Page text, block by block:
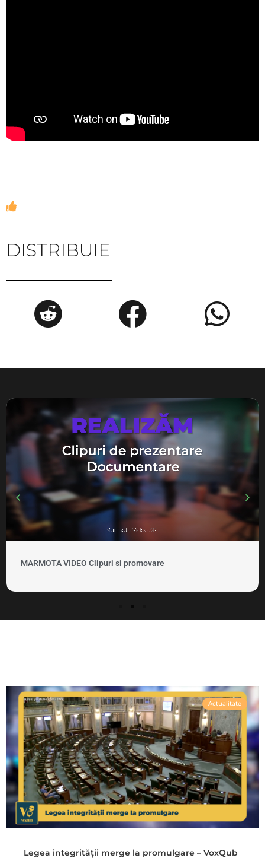
DISTRIBUIE
MARMOTA VIDEO Clipuri si promovare
Actualitate
Legea integrității merge la promulgare – VoxQub